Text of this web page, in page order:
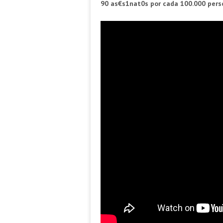
90 as€s1nat0s por cada 100.000